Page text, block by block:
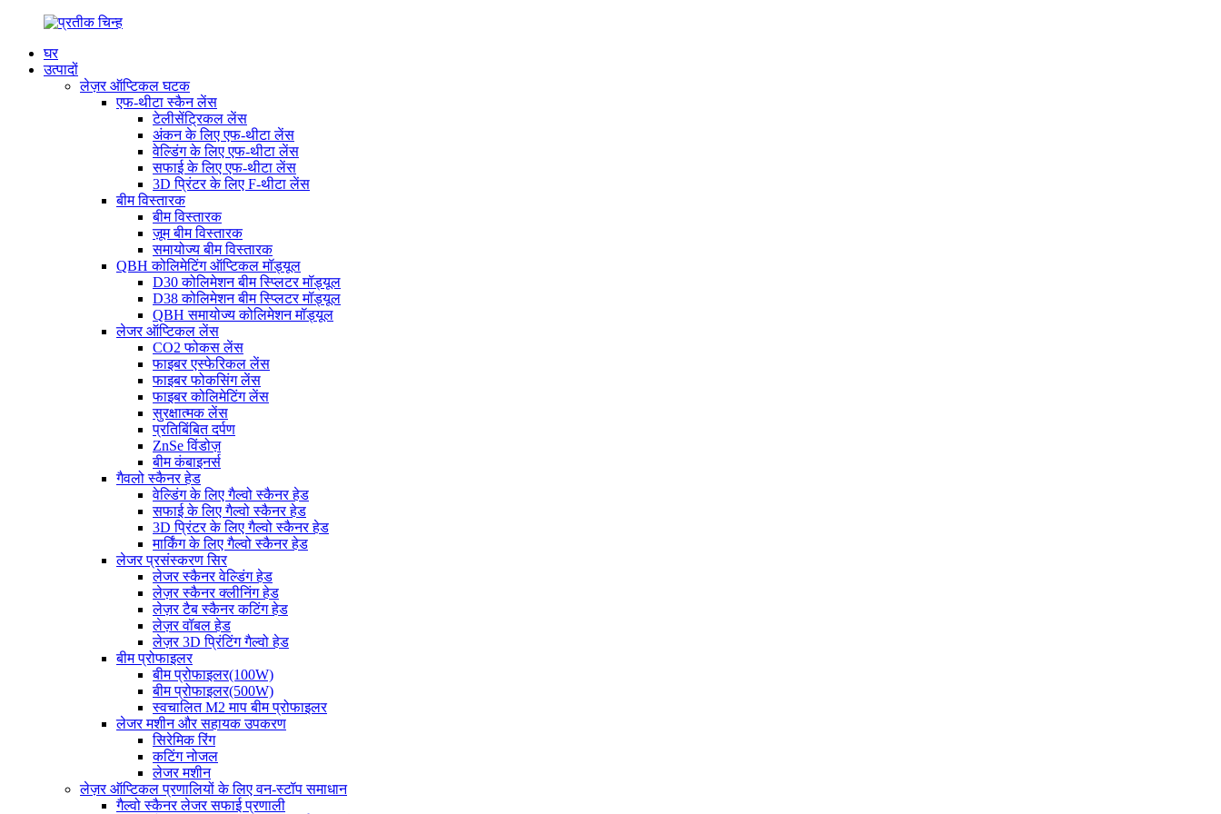
घर
उत्पादों
लेज़र ऑप्टिकल घटक
एफ-थीटा स्कैन लेंस
टेलीसेंट्रिकल लेंस
अंकन के लिए एफ-थीटा लेंस
वेल्डिंग के लिए एफ-थीटा लेंस
सफाई के लिए एफ-थीटा लेंस
3D प्रिंटर के लिए F-थीटा लेंस
बीम विस्तारक
बीम विस्तारक
ज़ूम बीम विस्तारक
समायोज्य बीम विस्तारक
QBH कोलिमेटिंग ऑप्टिकल मॉड्यूल
D30 कोलिमेशन बीम स्प्लिटर मॉड्यूल
D38 कोलिमेशन बीम स्प्लिटर मॉड्यूल
QBH समायोज्य कोलिमेशन मॉड्यूल
लेजर ऑप्टिकल लेंस
CO2 फोकस लेंस
फाइबर एस्फेरिकल लेंस
फाइबर फोकसिंग लेंस
फाइबर कोलिमेटिंग लेंस
सुरक्षात्मक लेंस
प्रतिबिंबित दर्पण
ZnSe विंडोज़
बीम कंबाइनर्स
गैवलो स्कैनर हेड
वेल्डिंग के लिए गैल्वो स्कैनर हेड
सफाई के लिए गैल्वो स्कैनर हेड
3D प्रिंटर के लिए गैल्वो स्कैनर हेड
मार्किंग के लिए गैल्वो स्कैनर हेड
लेजर प्रसंस्करण सिर
लेजर स्कैनर वेल्डिंग हेड
लेज़र स्कैनर क्लीनिंग हेड
लेज़र टैब स्कैनर कटिंग हेड
लेज़र वॉबल हेड
लेज़र 3D प्रिंटिंग गैल्वो हेड
बीम प्रोफाइलर
बीम प्रोफाइलर(100W)
बीम प्रोफाइलर(500W)
स्वचालित M2 माप बीम प्रोफाइलर
लेजर मशीन और सहायक उपकरण
सिरेमिक रिंग
कटिंग नोजल
लेजर मशीन
लेज़र ऑप्टिकल प्रणालियों के लिए वन-स्टॉप समाधान
गैल्वो स्कैनर लेजर सफाई प्रणाली